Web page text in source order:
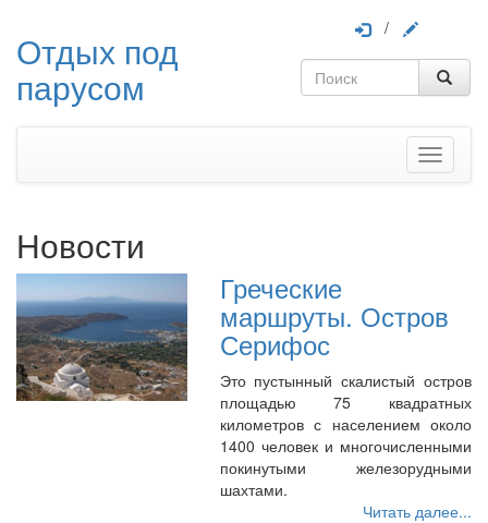
Отдых под
парусом
/
Меню
Новости
Греческие
маршруты. Остров
Серифос
Это пустынный скалистый остров
площадью 75 квадратных
километров с населением около
1400 человек и многочисленными
покинутыми железорудными
шахтами.
Читать далее...